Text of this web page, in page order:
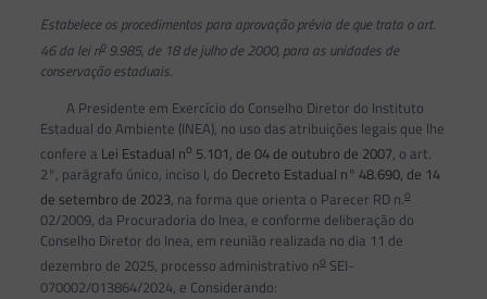
Estabelece os procedimentos para aprovação prévia de que trata o art.
46 da lei no9.985, de 18 de julho de 2000, para as unidades de
conservação estaduais.
A Presidente em Exercício do Conselho Diretor do Instituto
Estadual do Ambiente (INEA), no uso das atribuições legais que lhe
confere a Lei Estadual no 5.101, de 04 de outubro de 2007, o art.
2°, parágrafo único, inciso I, do Decreto Estadual n° 48.690, de 14
de setembro de 2023, na forma que orienta o Parecer RD n.o
02/2009, da Procuradoria do Inea, e conforme deliberação do
Conselho Diretor do Inea, em reunião realizada no dia 11 de
dezembro de 2025, processo administrativo noSEI-
070002/013864/2024, e Considerando: